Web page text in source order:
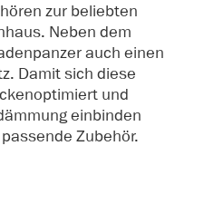
zur beliebten
Neben dem
auch einen
Damit sich diese
und
einbinden
Zubehör.